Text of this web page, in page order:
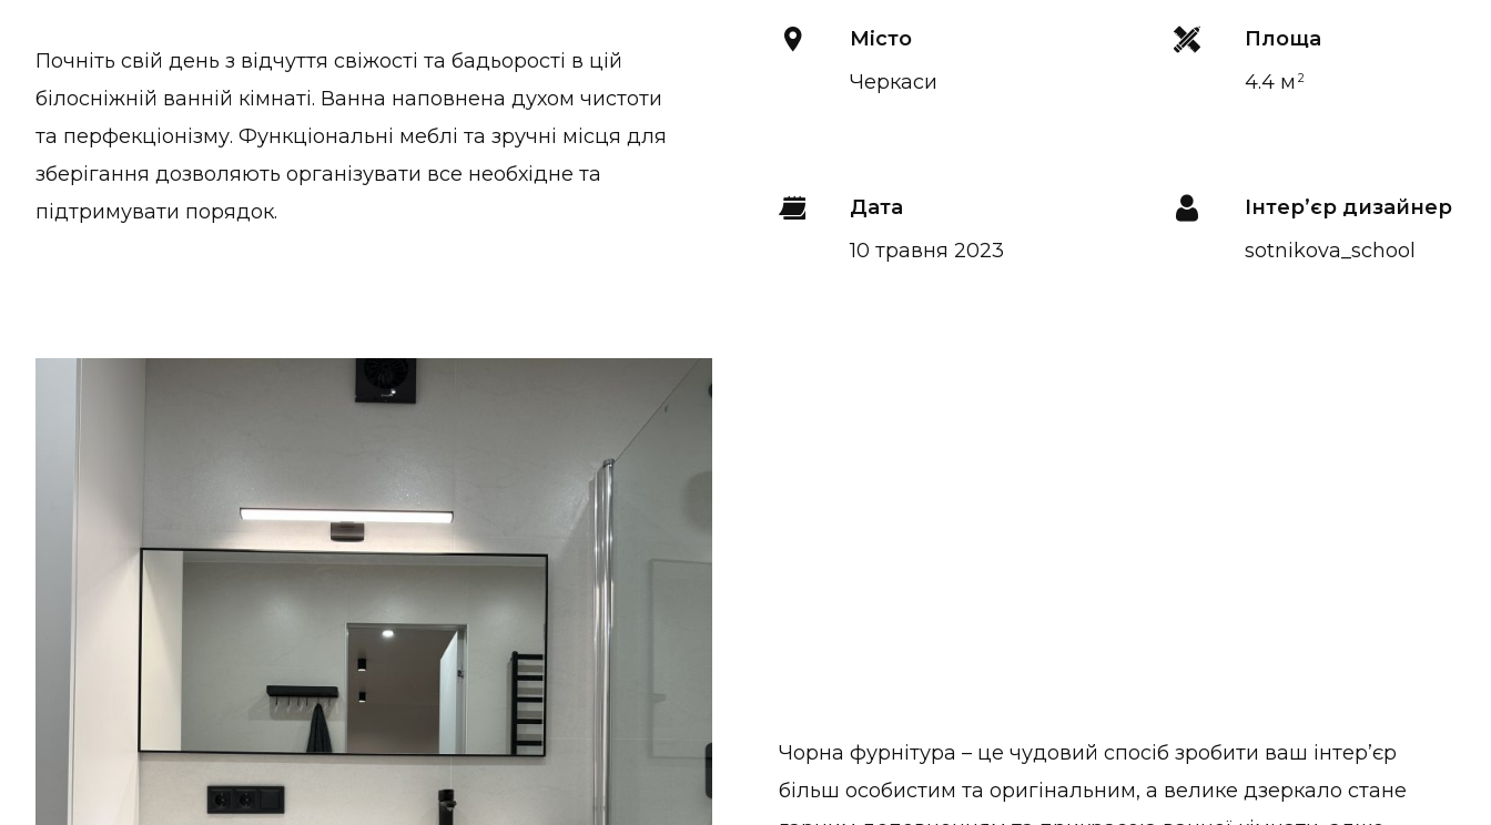
Почніть свій день з відчуття свіжості та бадьорості в цій
білосніжній ванній кімнаті. Ванна наповнена духом чистоти
та перфекціонізму. Функціональні меблі та зручні місця для
зберігання дозволяють організувати все необхідне та
підтримувати порядок.
Місто
Черкаси
Площа
4.4 м 2
Дата
10 травня 2023
Інтер’єр дизайнер
sotnikova_school
Чорна фурнітура – це чудовий спосіб зробити ваш інтер’єр
більш особистим та оригінальним, а велике дзеркало стане